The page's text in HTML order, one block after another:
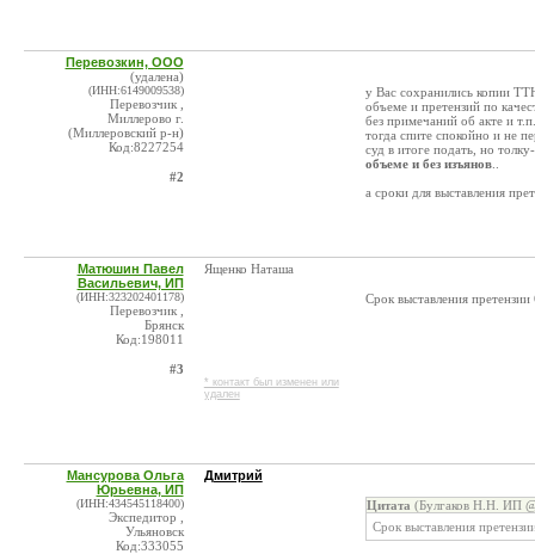
Перевозкин, ООО
(удалена)
(ИНН:6149009538)
Перевозчик ,
Миллерово г.
(Миллеровский р-н)
Код:8227254
#2
у Вас сохранились копии
объеме и претензий по
без примечаний об акте и
тогда спите спокойно и не
суд в итоге подать, но
объеме и без изъянов
а сроки для выставления
Матюшин Павел
Васильевич, ИП
(ИНН:323202401178)
Перевозчик ,
Брянск
Код:198011
#3
Ященко Наташа
* контакт был изменен или
удален
Срок выставления
Мансурова Ольга
Юрьевна, ИП
(ИНН:434545118400)
Экспедитор ,
Ульяновск
Код:333055
Дмитрий
Цитата (Булгаков Н.Н. ИП
Срок выставления